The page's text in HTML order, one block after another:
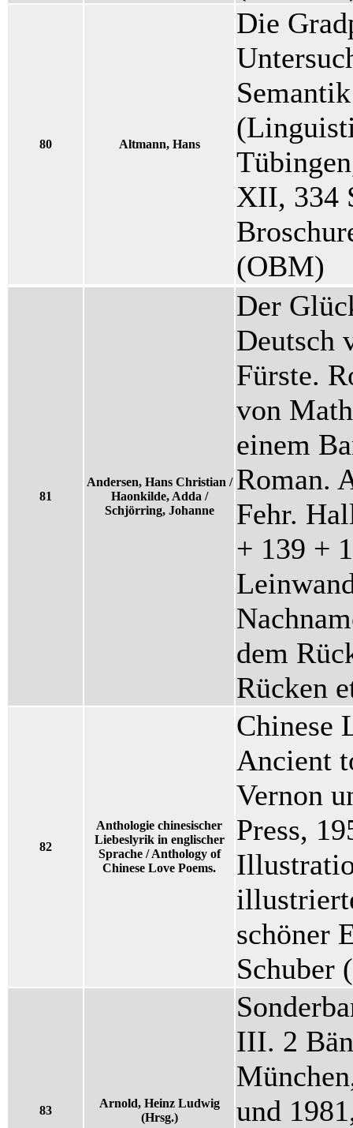
80 Altmann, Hans
Die
XII, 334
(OBM)
81
Andersen, Hans Christian /
Haonkilde, Adda /
Schjörring, Johanne
Der
Deutsch
Fürste.
von
einem
Roman.
Fehr.
+ 139 +
dem
Rücken
82
Anthologie chinesischer
Liebeslyrik in englischer
Sprache / Anthology of
Chinese Love Poems.
Chinese
Ancient
Vernon
Press,
schöner
Schuber
83
Arnold, Heinz Ludwig
(Hrsg.)
III. 2
und